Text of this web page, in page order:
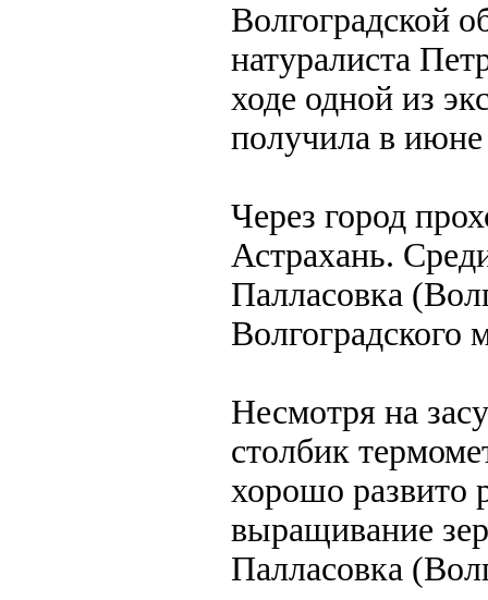
Волгоградской
натуралиста
ходе одной из
получила в июне
Через город
Астрахань.
Палласовка
Волгоградского
Несмотря на
столбик
хорошо развито
выращивание
Палласовка